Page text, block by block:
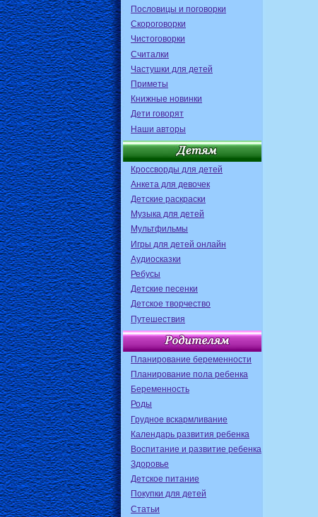
Пословицы и поговорки
Скороговорки
Чистоговорки
Считалки
Частушки для детей
Приметы
Книжные новинки
Дети говорят
Наши авторы
Кроссворды для детей
Анкета для девочек
Детские раскраски
Музыка для детей
Мультфильмы
Игры для детей онлайн
Аудиосказки
Ребусы
Детские песенки
Детское творчество
Путешествия
Планирование беременности
Планирование пола ребенка
Беременность
Роды
Грудное вскармливание
Календарь развития ребенка
Воспитание и развитие ребенка
Здоровье
Детское питание
Покупки для детей
Статьи